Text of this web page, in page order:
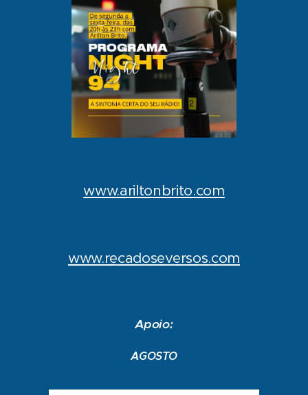
www.ariltonbrito.com
www.recadoseversos.com
Apoio:
AGOSTO